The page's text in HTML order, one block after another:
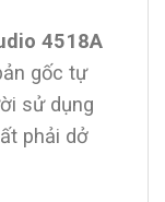
4518A
gốc tự
sử dụng
phải dở